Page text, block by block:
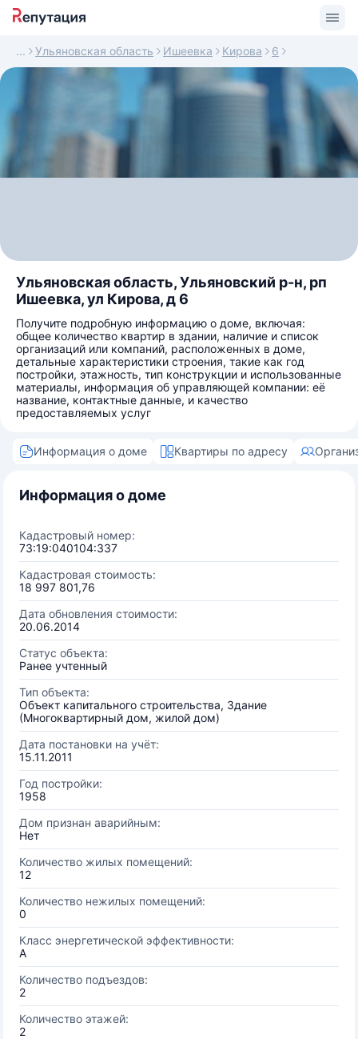
Ульяновская область Ишеевка Кирова 6
Ульяновская область, Ульяновский р-н, рп
Ишеевка, ул Кирова, д 6
Получите подробную информацию о доме, включая:
общее количество квартир в здании, наличие и список
организаций или компаний, расположенных в доме,
детальные характеристики строения, такие как год
постройки, этажность, тип конструкции и использованные
материалы, информация об управляющей компании: её
название, контактные данные, и качество
предоставляемых услуг
Информация о доме Квартиры по адресу
Информация о доме
Кадастровый номер:
73:19:040104:337
Кадастровая стоимость:
18 997 801,76
Дата обновления стоимости:
20.06.2014
Статус объекта:
Ранее учтенный
Тип объекта:
Объект капитального строительства, Здание
(Многоквартирный дом, жилой дом)
Дата постановки на учёт:
15.11.2011
Год постройки:
1958
Дом признан аварийным:
Нет
Количество жилых помещений:
12
Количество нежилых помещений:
0
Класс энергетической эффективности:
A
Количество подъездов:
2
Количество этажей:
2